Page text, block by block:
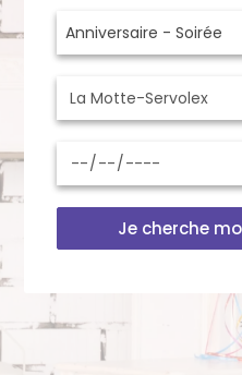
Anniversaire - Soirée
Je cherche